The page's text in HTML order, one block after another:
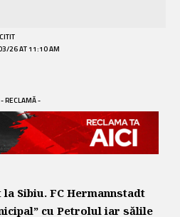
26 AT 11:10 AM
- RECLAMĂ -
Sibiu. FC Hermannstadt
cu Petrolul iar sălile